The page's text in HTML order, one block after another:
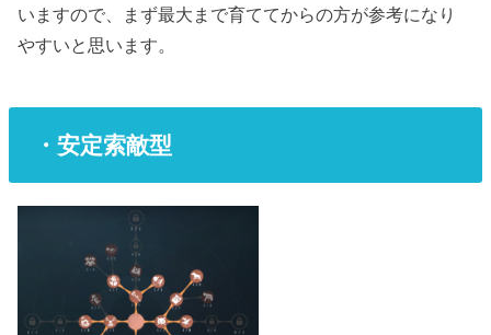
いますので、まず最大まで育ててからの方が参考になり
やすいと思います。
・安定索敵型